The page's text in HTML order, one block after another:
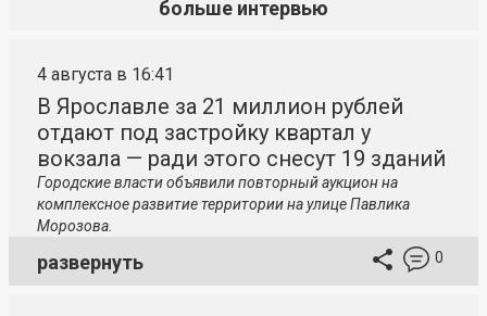
больше интервью
4 августа в 16:41
В Ярославле за 21 миллион рублей
отдают под застройку квартал у
вокзала — ради этого снесут 19 зданий
Городские власти объявили повторный аукцион на
комплексное развитие территории на улице Павлика
Морозова.
развернуть 0